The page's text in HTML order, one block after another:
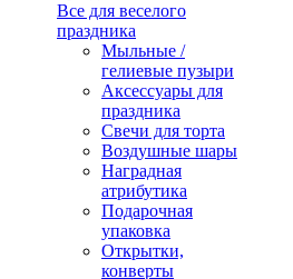
Все для веселого
праздника
Мыльные /
гелиевые пузыри
Аксессуары для
праздника
Свечи для торта
Воздушные шары
Наградная
атрибутика
Подарочная
упаковка
Открытки,
конверты